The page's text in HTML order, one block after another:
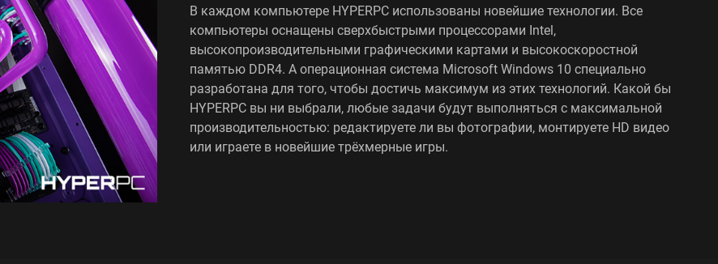
В каждом компьютере HYPERPC использованы новейшие технологии. Все
компьютеры оснащены сверхбыстрыми процессорами Intel,
высокопроизводительными графическими картами и высокоскоростной
памятью DDR4. А операционная система Microsoft Windows 10 специально
разработана для того, чтобы достичь максимум из этих технологий. Какой бы
HYPERPC вы ни выбрали, любые задачи будут выполняться с максимальной
производительностью: редактируете ли вы фотографии, монтируете HD видео
или играете в новейшие трёхмерные игры.